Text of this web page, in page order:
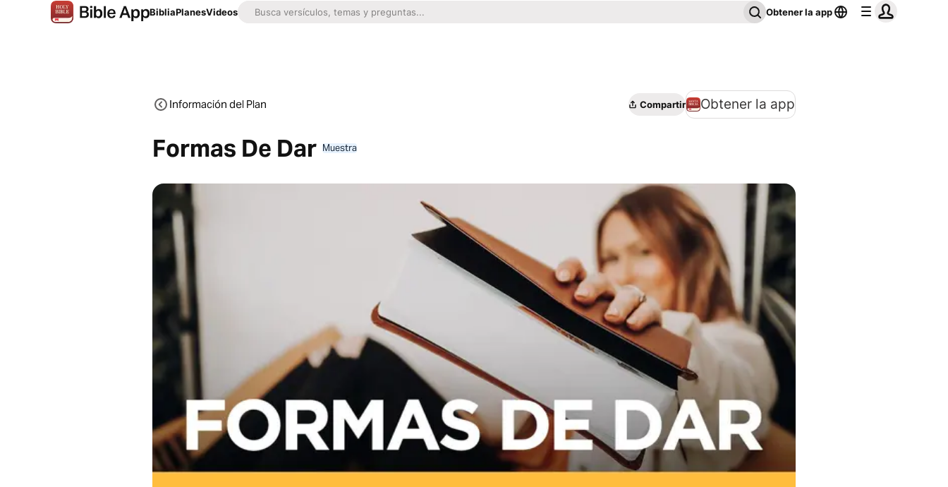
BibliaPlanesVideos Obtener la app
Información del Plan Compartir Obtener la app
Formas De Dar Muestra